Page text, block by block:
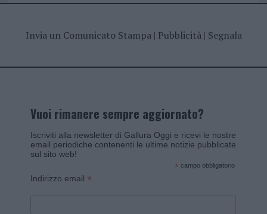
Invia un Comunicato Stampa| Pubblicità| Segnala
Vuoi rimanere sempre aggiornato?
Iscriviti alla newsletter di Gallura Oggi e ricevi le nostre
email periodiche contenenti le ultime notizie pubblicate
sul sito web!
* campo obbligatorio
Indirizzo email *